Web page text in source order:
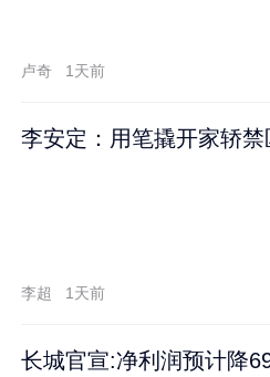
卢奇 1天前
李安定：用笔撬开家轿禁
李超 1天前
长城官宣:净利润预计降